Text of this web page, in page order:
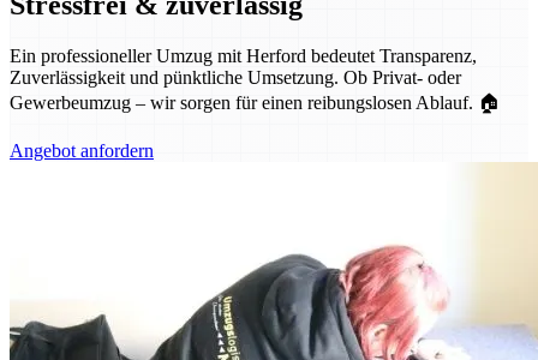
Ein professioneller Umzug mit Herford bedeutet Transparenz,
Zuverlässigkeit und pünktliche Umsetzung. Ob Privat- oder
Gewerbeumzug – wir sorgen für einen reibungslosen Ablauf. 🏠
Angebot anfordern